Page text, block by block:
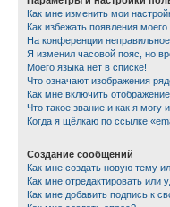
Как мне изменить мои
Как избежать появления
На конференции
Я изменил часовой пояс, но
Моего языка нет в списке!
Что означают изображения
Как мне включить
Что такое звание и как я могу
Когда я щёлкаю по ссылке
Создание сообщений
Как мне создать новую тему
Как мне отредактировать или
Как мне добавить подпись к